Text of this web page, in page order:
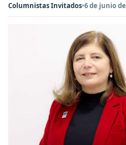
Columnistas Invitados•6 de junio